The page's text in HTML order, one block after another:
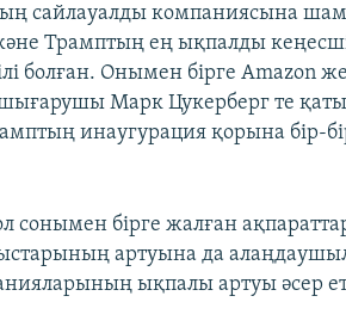
сайлауалды компаниясына
Трамптың ең ықпалды
болған. Онымен бірге Amazon
шығарушы Марк Цукерберг те
инаугурация қорына бір-
сонымен бірге жалған
артуына да
ықпалы артуы әсер